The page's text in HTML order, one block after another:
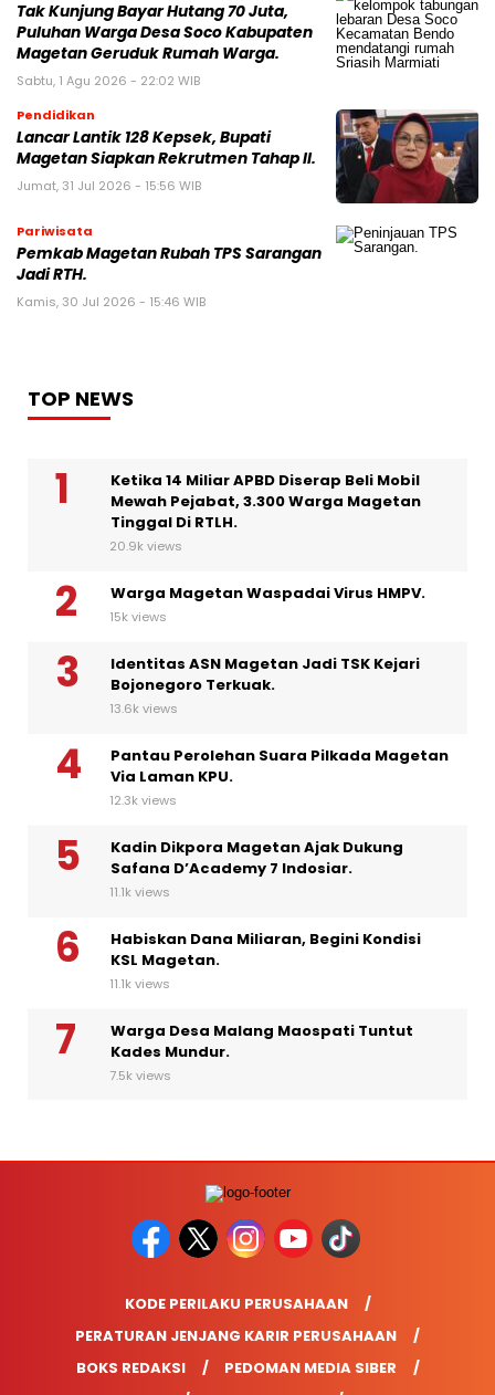
Tak Kunjung Bayar Hutang 70 Juta,
Puluhan Warga Desa Soco Kabupaten
Magetan Geruduk Rumah Warga.
Sabtu, 1 Agu 2026 - 22:02 WIB
Pendidikan
Lancar Lantik 128 Kepsek, Bupati
Magetan Siapkan Rekrutmen Tahap II.
Jumat, 31 Jul 2026 - 15:56 WIB
Pariwisata
Pemkab Magetan Rubah TPS Sarangan
Jadi RTH.
Kamis, 30 Jul 2026 - 15:46 WIB
TOP NEWS
Ketika 14 Miliar APBD Diserap Beli Mobil
Mewah Pejabat, 3.300 Warga Magetan
Tinggal Di RTLH.
20.9k views
Warga Magetan Waspadai Virus HMPV.
15k views
Identitas ASN Magetan Jadi TSK Kejari
Bojonegoro Terkuak.
13.6k views
Pantau Perolehan Suara Pilkada Magetan
Via Laman KPU.
12.3k views
Kadin Dikpora Magetan Ajak Dukung
Safana D’Academy 7 Indosiar.
11.1k views
Habiskan Dana Miliaran, Begini Kondisi
KSL Magetan.
11.1k views
Warga Desa Malang Maospati Tuntut
Kades Mundur.
7.5k views
KODE PERILAKU PERUSAHAAN
PERATURAN JENJANG KARIR PERUSAHAAN
BOKS REDAKSI
PEDOMAN MEDIA SIBER